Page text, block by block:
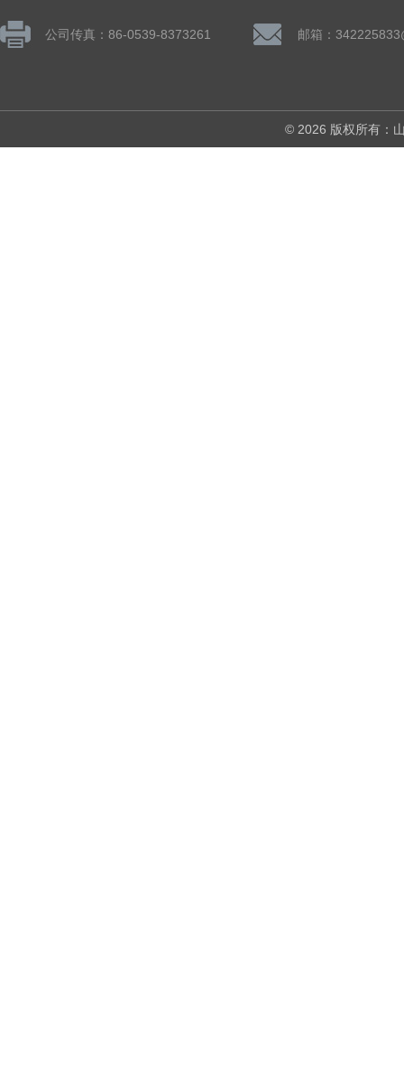
公司传真：86-0539-8373261 邮箱：
© 2026 版权所有：